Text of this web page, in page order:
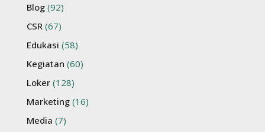
Blog (92)
CSR (67)
Edukasi (58)
Kegiatan (60)
Loker (128)
Marketing (16)
Media (7)